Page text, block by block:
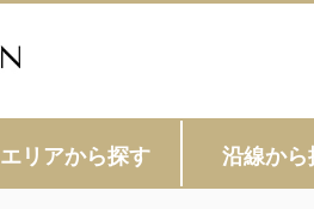
エリアから探す 沿線から